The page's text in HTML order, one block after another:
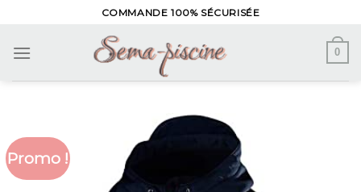
content
COMMANDE 100% SÉCURISÉE
0
Promo !